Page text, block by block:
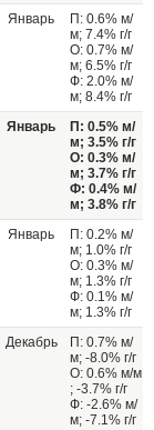
Январь
П: 0.6% м/
м; 7.4% г/г
О: 0.7% м/
м; 6.5% г/г
Ф: 2.0% м/
м; 8.4% г/г
Январь
П: 0.5% м/
м; 3.5% г/г
О: 0.3% м/
м; 3.7% г/г
Ф: 0.4% м/
м; 3.8% г/г
Январь
П: 0.2% м/
м; 1.0% г/г
О: 0.3% м/
м; 1.3% г/г
Ф: 0.1% м/
м; 1.3% г/г
Декабрь
П: 0.7% м/
м; -8.0% г/г
О: 0.6% м/м
; -3.7% г/г
Ф: -2.6% м/
м; -7.1% г/г